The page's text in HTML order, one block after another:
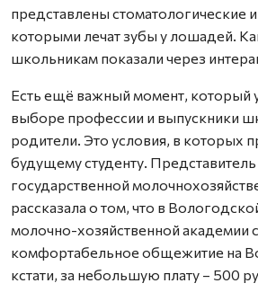
представлены стоматологические
которыми лечат зубы у лошадей.
школьникам показали через
Есть ещё важный момент, который
выборе профессии и выпускники
родители. Это условия, в которых
будущему студенту.
государственной
рассказала о том, что в
молочно-хозяйственной академии
комфортабельное общежитие на
кстати, за небольшую плату – 500